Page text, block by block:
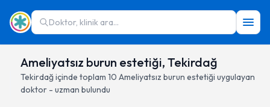
Doktor, klinik ara...
Ameliyatsız burun estetiği, Tekirdağ
Tekirdağiçinde toplam 10 Ameliyatsız burun estetiği uygulayan
doktor - uzman bulundu